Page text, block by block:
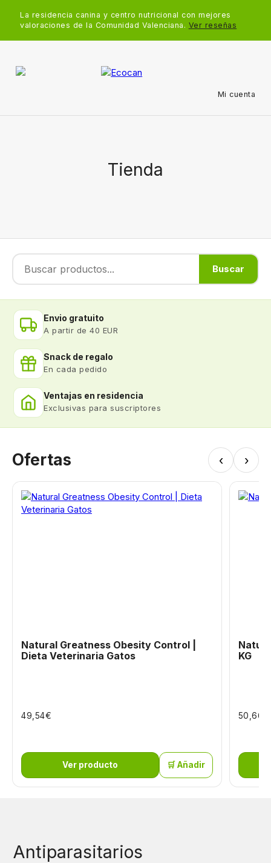
La residencia canina y centro nutricional con mejores
valoraciones de la Comunidad Valenciana. Ver reseñas
Mi cuenta
Tienda
Buscar
Envio gratuito
A partir de 40 EUR
Snack de regalo
En cada pedido
Ventajas en residencia
Exclusivas para suscriptores
Ofertas ‹ ›
Natural Greatness Obesity Control |
Dieta Veterinaria Gatos
49,54€
Ver producto 🛒 Añadir
KG
50,66
Antiparasitarios